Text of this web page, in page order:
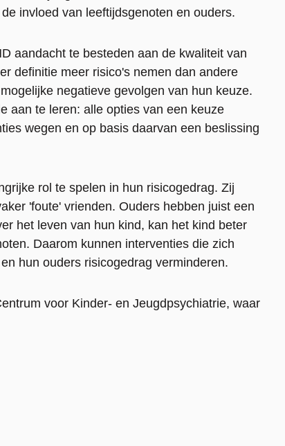
invloed van leeftijdsgenoten en ouders.
aandacht te besteden aan de kwaliteit van
definitie meer risico's nemen dan andere
negatieve gevolgen van hun keuze.
aan te leren: alle opties van een keuze
wegen en op basis daarvan een beslissing
rol te spelen in hun risicogedrag. Zij
'foute' vrienden. Ouders hebben juist een
het leven van hun kind, kan het kind beter
Daarom kunnen interventies die zich
hun ouders risicogedrag verminderen.
voor Kinder- en Jeugdpsychiatrie, waar